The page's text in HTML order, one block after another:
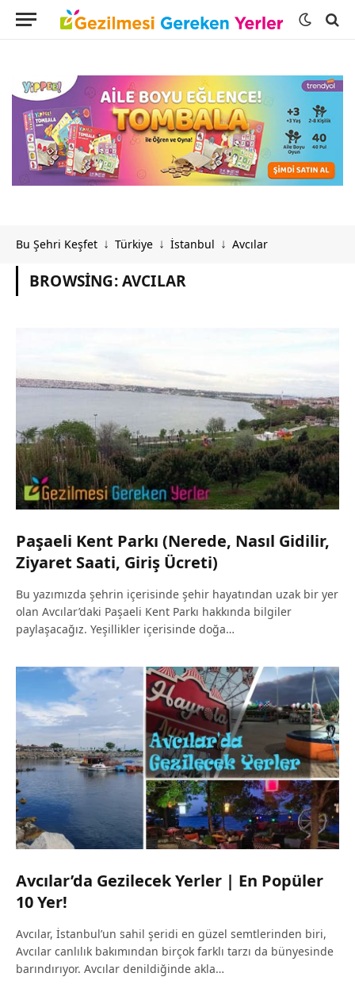
Bu Şehri Keşfet ↓ Türkiye ↓ İstanbul ↓ Avcılar
BROWSING:AVCILAR
Paşaeli Kent Parkı (Nerede, Nasıl Gidilir,
Ziyaret Saati, Giriş Ücreti)
Bu yazımızda şehrin içerisinde şehir hayatından uzak bir yer
olan Avcılar’daki Paşaeli Kent Parkı hakkında bilgiler
paylaşacağız. Yeşillikler içerisinde doğa…
Avcılar’da Gezilecek Yerler | En Popüler
10 Yer!
Avcılar, İstanbul’un sahil şeridi en güzel semtlerinden biri,
Avcılar canlılık bakımından birçok farklı tarzı da bünyesinde
barındırıyor. Avcılar denildiğinde akla…